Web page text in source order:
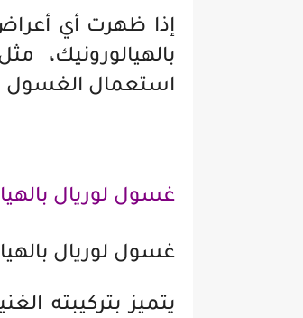
إذا ظهرت أي
بالهيالورونيك،
استعمال الغسول
غسول لوريال
غسول لوريال
يتميز بتركيبته